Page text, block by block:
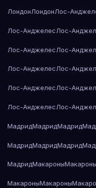
ЛондонЛондонЛос-
Лос-АнджелесЛос-
Лос-АнджелесЛос-
Лос-АнджелесЛос-
Лос-АнджелесЛос-
Лос-АнджелесЛос-
МадридМадридМадрид
МадридМадридМадрид
МадридМакароныМакароны
МакароныМакароны